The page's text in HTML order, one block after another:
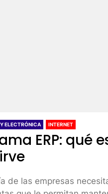
ELECTRÓNICA INTERNET
ERP: qué
de las empresas